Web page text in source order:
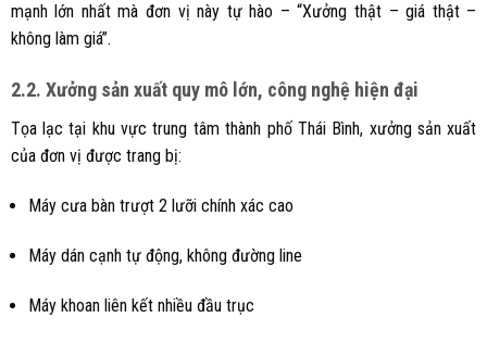
mạnh lớn nhất mà đơn vị này tự hào – “Xưởng thật – giá thật –
không làm giá”.
2.2. Xưởng sản xuất quy mô lớn, công nghệ hiện đại
Tọa lạc tại khu vực trung tâm thành phố Thái Bình, xưởng sản xuất
của đơn vị được trang bị:
Máy cưa bàn trượt 2 lưỡi chính xác cao
Máy dán cạnh tự động, không đường line
Máy khoan liên kết nhiều đầu trục